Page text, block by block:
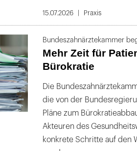
15.07.2026 Praxis
Bundeszahnärztekammer
Mehr Zeit für
Bürokratie
Die
die von der
Pläne zum
Akteuren des
konkrete Schritte auf den